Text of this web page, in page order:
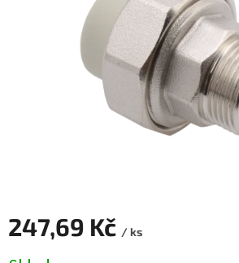
247,69 Kč / ks